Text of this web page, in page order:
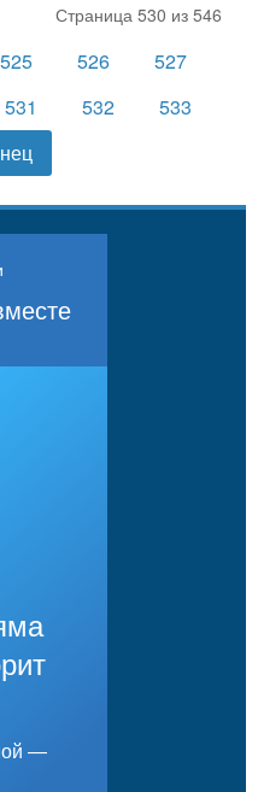
Страница 530 из 546
525 526
527
531 532
533
—